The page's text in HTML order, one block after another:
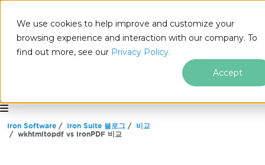
We use cookies to help improve and customize your
browsing experience and interaction with our company. To
find out more, see our Privacy Policy.
Accept
푸터 콘텐츠로 바로가기
Iron Software Iron Suite 블로그
비교
wkhtmltopdf vs IronPDF 비교